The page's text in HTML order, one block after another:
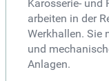
Karosserie- und
arbeiten in der
Werkhallen. Sie
und
Anlagen.